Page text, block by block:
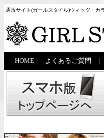
通販サイト(ガールスタイル)ウィッグ・カ
HOME よくあるご質問